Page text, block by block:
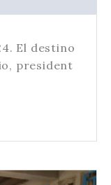
El destino
president